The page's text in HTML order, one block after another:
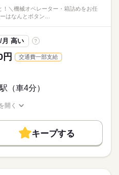
。経験・資格などは一切不要
ラク通勤もOK！
地固定
続きを読む
ので
ください！
にて
当
続きを読む
>詳しい募集要項をすべて見る
する
！＼機械オペレーター・箱詰めをお任
はなんとボタン…
月 高い ?
交通費一部支給
（車4分）
みんなで
開く
キープする